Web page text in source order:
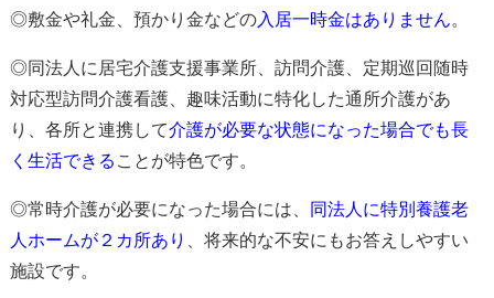
◎敷金や礼金、預かり金などの入居一時金はありません。
◎同法人に居宅介護支援事業所、訪問介護、定期巡回随時
対応型訪問介護看護、趣味活動に特化した通所介護があ
り、各所と連携して介護が必要な状態になった場合でも長
く生活できる ことが特色です。
◎常時介護が必要になった場合には、
同法人に特別養護老
人ホームが２カ所あり
将来的な不安にもお答えしやすい
施設です。